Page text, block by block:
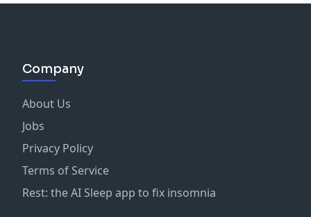
Company
About Us
Jobs
Privacy Policy
Terms of Service
Rest: the AI Sleep app to fix insomnia